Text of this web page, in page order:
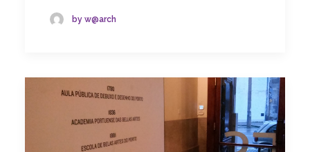
by w@arch